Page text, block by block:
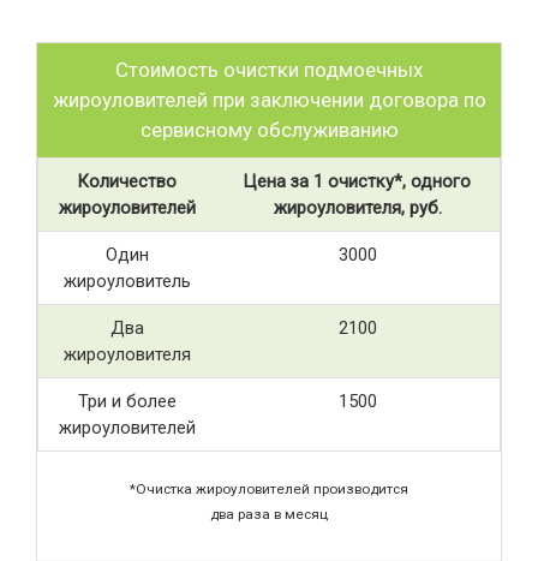
Стоимость очистки подмоечных
жироуловителей при заключении договора по
сервисному обслуживанию
Количество
жироуловителей
Цена за 1 очистку*, одного
жироуловителя, руб.
Один
жироуловитель
3000
Два
жироуловителя
2100
Три и более
жироуловителей
1500
*Очистка жироуловителей производится
два раза в месяц